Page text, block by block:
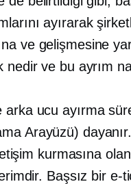
ayırarak
ve gelişmesine
nedir ve bu ayrım
arka ucu ayırma
Arayüzü)
kurmasına
Başsız bir